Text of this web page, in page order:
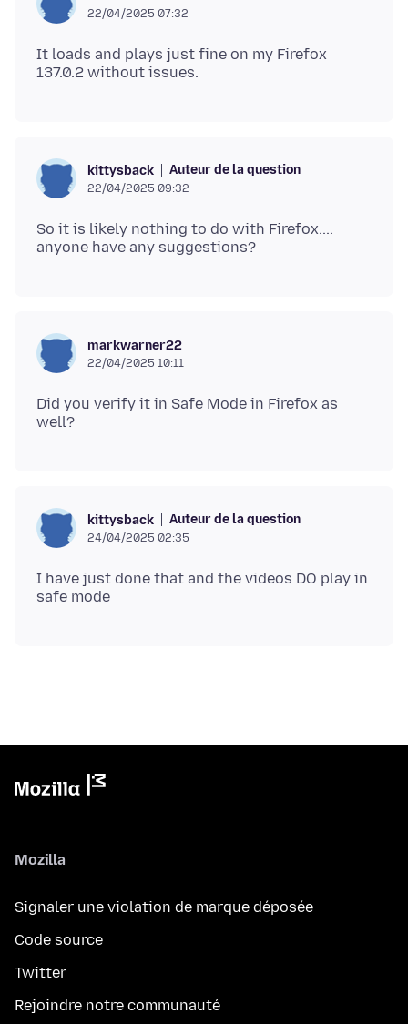
22/04/2025 07:32
It loads and plays just fine on my Firefox
kittysback Auteur de la question
22/04/2025 09:32
So it is likely nothing to do with Firefox....
markwarner22
22/04/2025 10:11
Did you verify it in Safe Mode in Firefox as
kittysback Auteur de la question
24/04/2025 02:35
I have just done that and the videos DO play in
Mozilla
Signaler une violation de marque déposée
Code source
Twitter
Rejoindre notre communauté